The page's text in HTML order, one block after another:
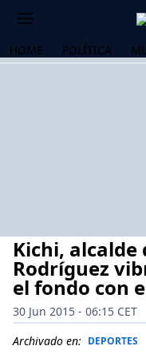
HOME POLÍTICA
Kichi, alcalde
Rodríguez
el fondo con
30 Jun 2015 - 06:15 CET
Archivado en: DEPORTES